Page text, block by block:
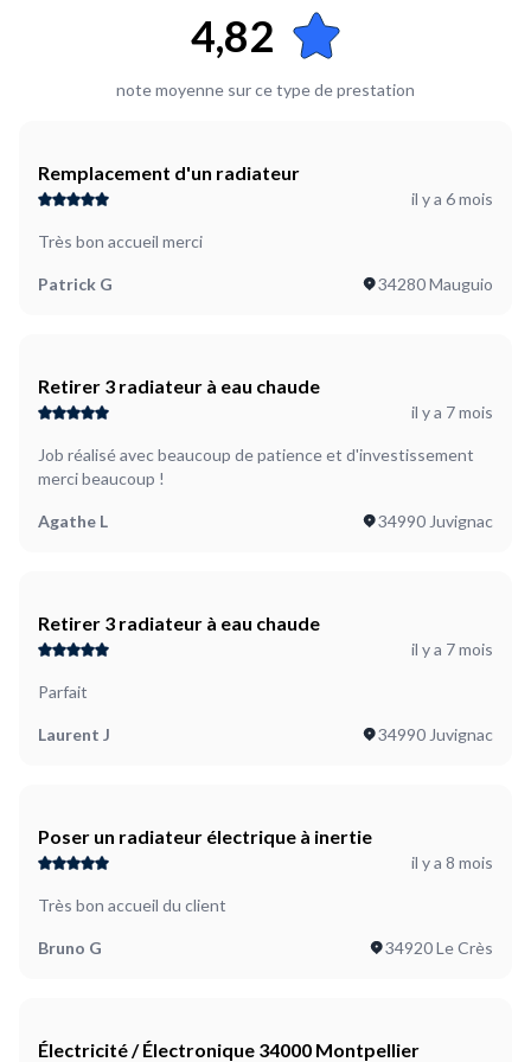
4,82
note moyenne sur ce type de prestation
Remplacement d'un radiateur
il y a 6 mois
Très bon accueil merci
Patrick G 34280 Mauguio
Retirer 3 radiateur à eau chaude
il y a 7 mois
Job réalisé avec beaucoup de patience et d'investissement
merci beaucoup !
Agathe L 34990 Juvignac
Retirer 3 radiateur à eau chaude
il y a 7 mois
Parfait
Laurent J 34990 Juvignac
Poser un radiateur électrique à inertie
il y a 8 mois
Très bon accueil du client
Bruno G 34920 Le Crès
Électricité / Électronique 34000 Montpellier